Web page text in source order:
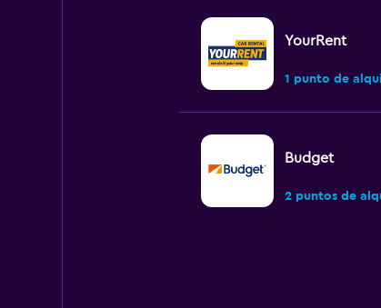
YourRent
1 punto de
Budget
2 puntos de